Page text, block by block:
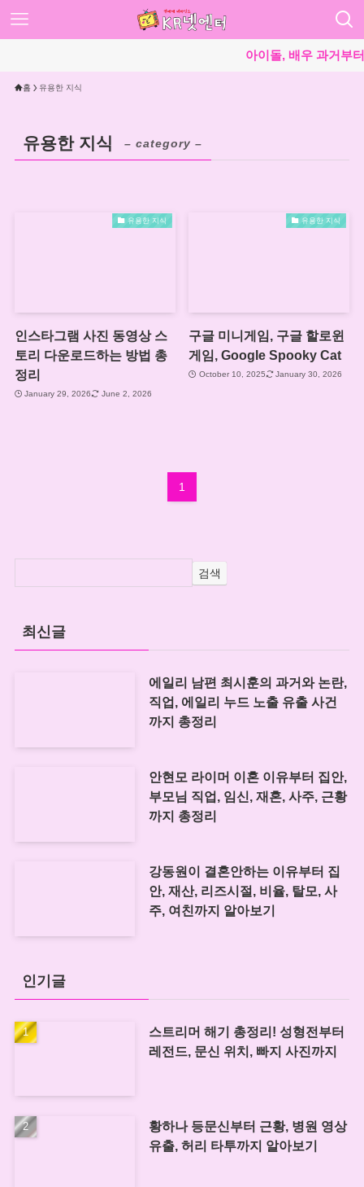
아이돌, 배우 과거부터
홈 유용한 지식
유용한 지식 – category –
유용한 지식
인스타그램 사진 동영상 스
토리 다운로드하는 방법 총
정리
January 29, 2026 June 2, 2026
유용한 지식
구글 미니게임, 구글 할로윈
게임, Google Spooky Cat
October 10, 2025 January 30, 2026
1
검색
최신글
에일리 남편 최시훈의 과거와 논란,
직업, 에일리 누드 노출 유출 사건
까지 총정리
안현모 라이머 이혼 이유부터 집안,
부모님 직업, 임신, 재혼, 사주, 근황
까지 총정리
강동원이 결혼안하는 이유부터 집
안, 재산, 리즈시절, 비율, 탈모, 사
주, 여친까지 알아보기
인기글
스트리머 해기 총정리! 성형전부터
레전드, 문신 위치, 빠지 사진까지
황하나 등문신부터 근황, 병원 영상
유출, 허리 타투까지 알아보기